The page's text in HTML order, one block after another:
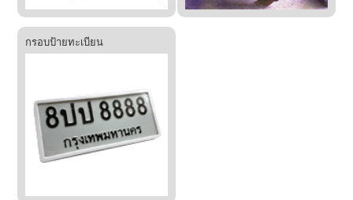
กรอบป้ายทะเบียน